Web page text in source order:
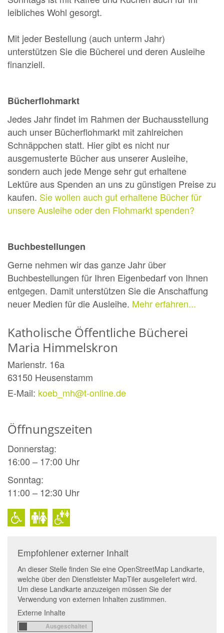
leibliches Wohl gesorgt.
Mit jeder Bestellung (auch unterm Jahr)
unterstützen Sie die Bücherei und deren Ausleihe
finanziell.
Bücherflohmarkt
Jedes Jahr findet im Rahmen der Buchausstellung
auch unser Bücherflohmarkt mit zahlreichen
Schnäppchen statt. Hier gibt es nicht nur
ausgemusterte Bücher aus unserer Ausleihe,
sondern auch jede Menge sehr gut erhaltene
Lektüre aus Spenden an uns zu günstigen Preise zu
kaufen. Sie wollen auch gut erhaltene Bücher für
unsere Ausleihe oder den Flohmarkt spenden?
Buchbestellungen
Gerne nehmen wir das ganze Jahr über
Buchbestellungen für Ihren Eigenbedarf von Ihnen
entgegen. Damit unterstützen Sie die Anschaffung
neuer Medien für die Ausleihe. Mehr erfahren...
Katholische Öffentliche Bücherei
Maria Himmelskron
Marienstr. 16a
63150 Heusenstamm
E-Mail: koeb_mh@t-online.de
Öffnungszeiten
Donnerstag:
16:00 – 17:00 Uhr
Sonntag:
11:00 – 12:30 Uhr
Empfohlener externer Inhalt
An dieser Stelle finden Sie eine OpenStreetMap Landkarte,
welche über den Dienstleister MapTiler ausgeliefert wird.
Um diese Landkarte anzuzeigen müssen Sie der
Verwendung von externen Inhalten zustimmen.
Externe Inhalte